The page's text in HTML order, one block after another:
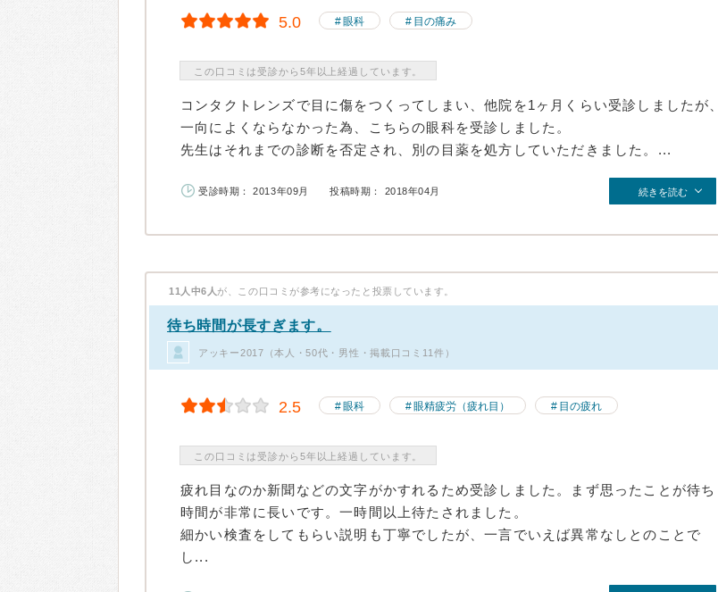
5.0 眼科 目の痛み
この口コミは受診から5年以上経過しています。
コンタクトレンズで目に傷をつくってしまい、他院を1ヶ月くらい受診しましたが、
一向によくならなかった為、こちらの眼科を受診しました。
先生はそれまでの診断を否定され、別の目薬を処方していただきました。...
受診時期： 2013年09月 投稿時期： 2018年04月 続きを読む
11人中6人 が、この口コミが参考になったと投票しています。
待ち時間が長すぎます。
アッキー2017（本人・50代・男性・掲載口コミ11件）
2.5 眼科 眼精疲労（疲れ目） 目の疲れ
この口コミは受診から5年以上経過しています。
疲れ目なのか新聞などの文字がかすれるため受診しました。まず思ったことが待ち
時間が非常に長いです。一時間以上待たされました。
細かい検査をしてもらい説明も丁寧でしたが、一言でいえば異常なしとのことで
し...